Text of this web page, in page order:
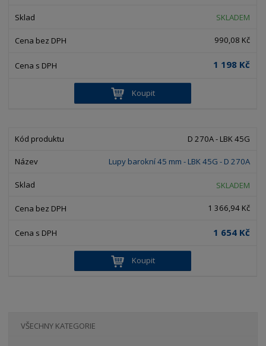
SKLADEM
990,08 Kč
1 198 Kč
Koupit
D 270A - LBK 45G
Lupy barokní 45 mm - LBK 45G - D 270A
SKLADEM
1 366,94 Kč
1 654 Kč
Koupit
VŠECHNY KATEGORIE